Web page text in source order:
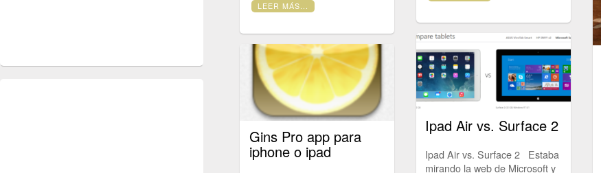
LEER MÁS...
Ipad Air vs. Surface 2
Ipad Air vs. Surface 2 Estaba
mirando la web de Microsoft y
Gins Pro app para
iphone o ipad